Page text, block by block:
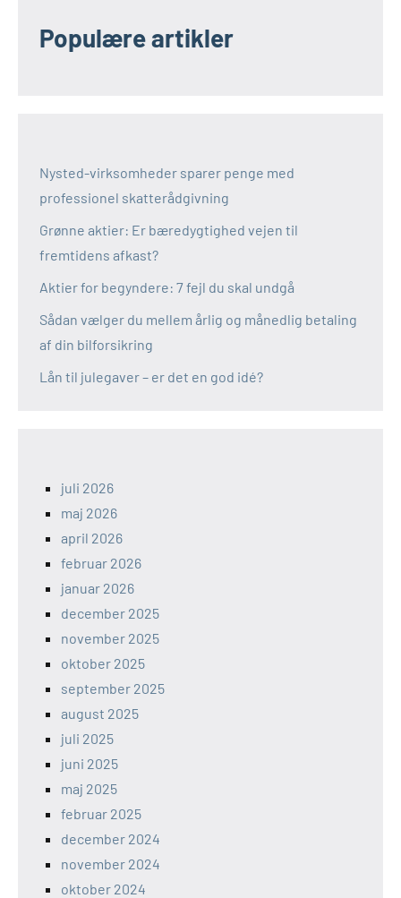
Populære artikler
Nysted-virksomheder sparer penge med
professionel skatterådgivning
Grønne aktier: Er bæredygtighed vejen til
fremtidens afkast?
Aktier for begyndere: 7 fejl du skal undgå
Sådan vælger du mellem årlig og månedlig betaling
af din bilforsikring
Lån til julegaver – er det en god idé?
juli 2026
maj 2026
april 2026
februar 2026
januar 2026
december 2025
november 2025
oktober 2025
september 2025
august 2025
juli 2025
juni 2025
maj 2025
februar 2025
december 2024
november 2024
oktober 2024